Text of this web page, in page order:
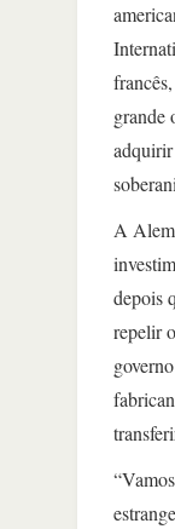
grande
A
depois
repelir